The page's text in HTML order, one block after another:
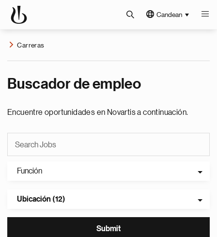
Candean
Carreras
Buscador de empleo
Encuentre oportunidades en Novartis a continuación.
Función
Ubicación (12)